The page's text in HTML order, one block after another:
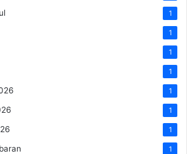
1
1
1
1
1
1
1
1